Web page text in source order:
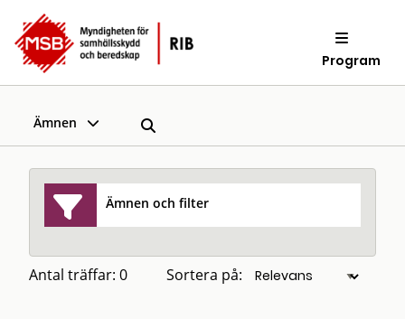
Program
Ämnen
Ämnen och filter
Antal träffar: 0 Sortera på: